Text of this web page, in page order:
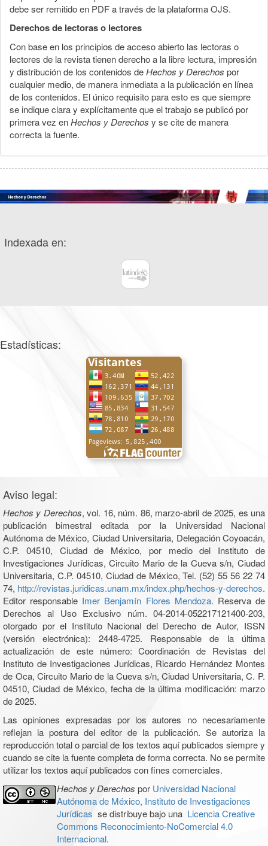
debe ser remitido en PDF a través de la plataforma OJS.
Derechos de lectoras o lectores
Con base en los principios de acceso abierto las lectoras o
lectores de la revista tienen derecho a la libre lectura, impresión
y distribución de los contenidos deHechos y Derechos por
cualquier medio, de manera inmediata a la publicación en línea
de los contenidos. El único requisito para esto es que siempre
se indique clara y explícitamente que el trabajo se publicó por
primera vez enHechos y Derechos y se cite de manera
correcta la fuente.
Indexada en:
Estadísticas:
Aviso legal:
Hechos y Derechos, vol. 16, núm. 86, marzo-abril de 2025, es una
publicación bimestral editada por la Universidad Nacional
Autónoma de México, Ciudad Universitaria, Delegación Coyoacán,
C.P. 04510, Ciudad de México, por medio del Instituto de
Investigaciones Jurídicas, Circuito Mario de la Cueva s/n, Ciudad
Universitaria, C.P. 04510, Ciudad de México, Tel. (52) 55 56 22 74
74, http://revistas.juridicas.unam.mx/index.php/hechos-y-derechos.
Editor responsable Imer Benjamín Flores Mendoza. Reserva de
Derechos al Uso Exclusivo núm. 04-2014-052217121400-203,
otorgado por el Instituto Nacional del Derecho de Autor, ISSN
(versión electrónica): 2448-4725. Responsable de la última
actualización de este número: Coordinación de Revistas del
Instituto de Investigaciones Jurídicas, Ricardo Hernández Montes
de Oca, Circuito Mario de la Cueva s/n, Ciudad Universitaria, C. P.
04510, Ciudad de México, fecha de la última modificación: marzo
de 2025.
Las opiniones expresadas por los autores no necesariamente
reflejan la postura del editor de la publicación. Se autoriza la
reproducción total o parcial de los textos aquí publicados siempre y
cuando se cite la fuente completa de forma correcta. No se permite
utilizar los textos aquí publicados con fines comerciales.
Hechos y Derechos por Universidad Nacional
Autónoma de México, Instituto de Investigaciones
Jurídicas se distribuye bajo una Licencia Creative
Commons Reconocimiento-NoComercial 4.0
Internacional.